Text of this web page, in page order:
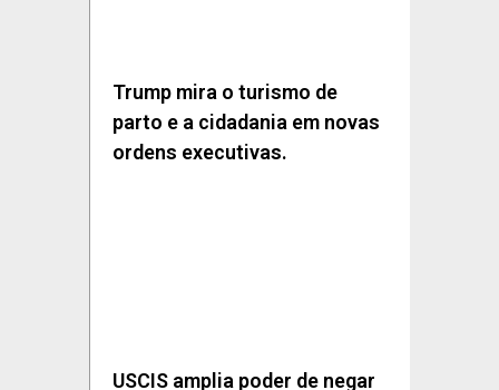
Trump mira o turismo de
parto e a cidadania em novas
ordens executivas.
USCIS amplia poder de negar